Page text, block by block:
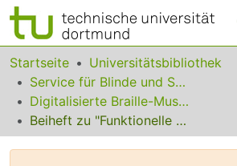
Bereiche & Sammlungen
Das gesamte Repositorium
Statistiken
Startseite
Universitätsbibliothek
Service für Blinde und Sehbehinderte
Digitalisierte Braille-Musik-Matrizen des VzfB
Beiheft zu "Funktionelle Harmonielehre"